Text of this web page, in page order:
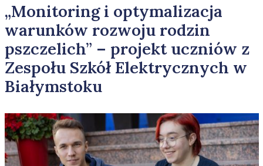
„Monitoring i optymalizacja
warunków rozwoju rodzin
pszczelich” – projekt uczniów z
Zespołu Szkół Elektrycznych w
Białymstoku